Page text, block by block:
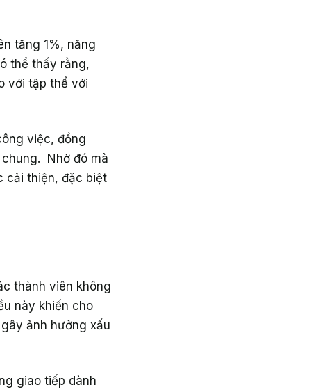
tăng 1%, năng
thể thấy rằng,
với tập thể với
việc, đồng
Nhờ đó mà
cải thiện, đặc biệt
thành viên không
này khiến cho
ảnh hưởng xấu
giao tiếp dành